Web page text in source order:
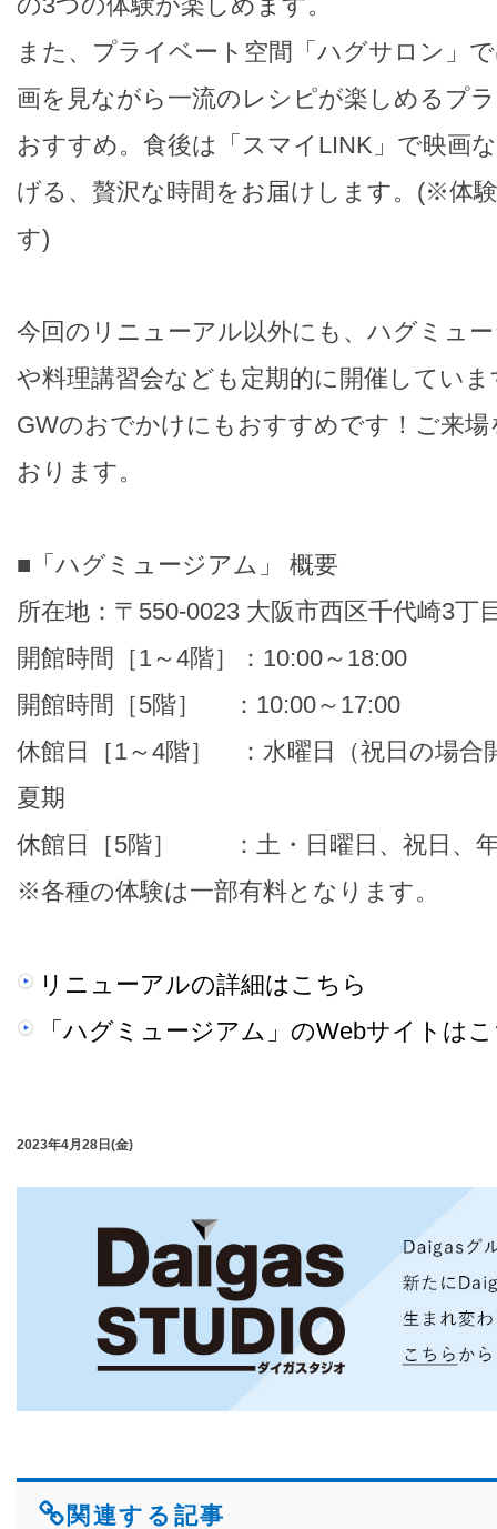
また、プライベート空間「ハグサロン」
画を見ながら一流のレシピが楽しめるプ
おすすめ。食後は「スマイLINK」で映画
げる、贅沢な時間をお届けします。(※体
す)
今回のリニューアル以外にも、ハグミュ
や料理講習会なども定期的に開催していま
GWのおでかけにもおすすめです！ご来
おります。
■「ハグミュージアム」 概要
所在地：〒550-0023 大阪市西区千代崎3丁
開館時間［1～4階］：10:00～18:00
開館時間［5階］ ：10:00～17:00
休館日［1～4階］ ：水曜日（祝日の場合
夏期
休館日［5階］ ：土・日曜日、祝日、年
※各種の体験は一部有料となります。
リニューアルの詳細はこちら
「ハグミュージアム」のWebサイトは
2023年4月28日(金)
関連する記事